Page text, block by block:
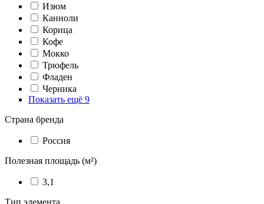
Изюм
Канноли
Корица
Кофе
Мокко
Трюфель
Фладен
Черника
Показать ещё 9
Страна бренда
Россия
Полезная площадь (м²)
3,1
Тип элемента